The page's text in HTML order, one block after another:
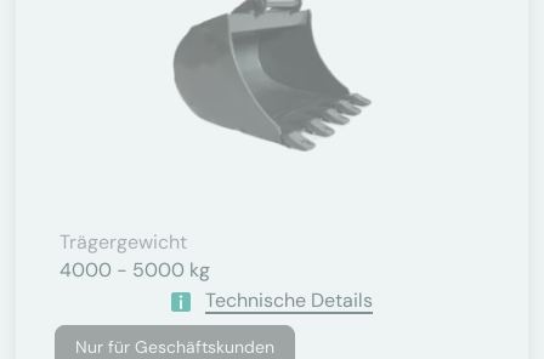
Trägergewicht
4000 - 5000 kg
Technische Details
Nur für Geschäftskunden